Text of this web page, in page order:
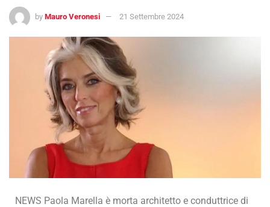
by Mauro Veronesi 21 Settembre 2024
NEWS Paola Marella è morta architetto e conduttrice di